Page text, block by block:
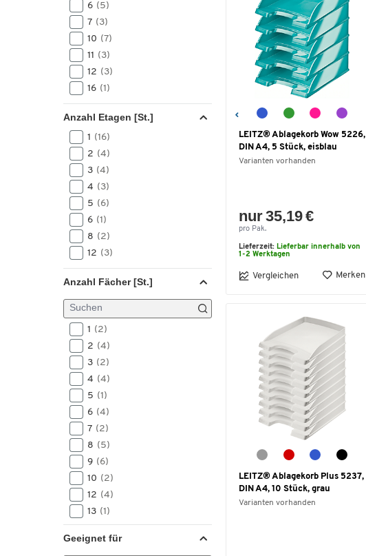
6 (5)
7 (3)
10 (7)
11 (3)
12 (3)
16 (1)
Anzahl Etagen [St.]
1 (16)
2 (4)
3 (4)
4 (3)
5 (6)
6 (1)
8 (2)
12 (3)
Anzahl Fächer [St.]
1 (2)
2 (4)
3 (2)
4 (4)
5 (1)
6 (4)
7 (2)
8 (5)
9 (6)
10 (2)
12 (4)
13 (1)
14(1)
15(4)
Geeignet für
LEITZ® Ablagekorb Wow 5226,
DIN A4, 5 Stück, eisblau
Varianten vorhanden
nur 35,19 €
pro Pak.
Lieferzeit: Lieferbar innerhalb von
1-2 Werktagen
Vergleichen Merken
LEITZ® Ablagekorb Plus 5237,
DIN A4, 10 Stück, grau
Varianten vorhanden